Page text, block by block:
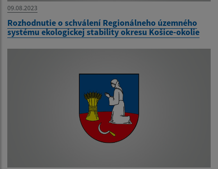
09.08.2023
Rozhodnutie o schválení Regionálneho územného
systému ekologickej stability okresu Košice-okolie